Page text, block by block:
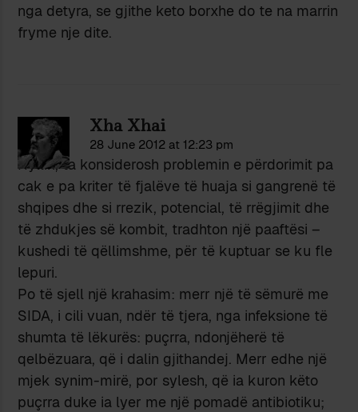
nga detyra, se gjithe keto borxhe do te na marrin
fryme nje dite.
Xha Xhai
28 June 2012 at 12:23 pm
Hyllin, ta konsiderosh problemin e përdorimit pa
cak e pa kriter të fjalëve të huaja si gangrenë të
shqipes dhe si rrezik, potencial, të rrëgjimit dhe
të zhdukjes së kombit, tradhton një paaftësi –
kushedi të qëllimshme, për të kuptuar se ku fle
lepuri.
Po të sjell një krahasim: merr një të sëmurë me
SIDA, i cili vuan, ndër të tjera, nga infeksione të
shumta të lëkurës: puçrra, ndonjëherë të
qelbëzuara, që i dalin gjithandej. Merr edhe një
mjek synim-mirë, por sylesh, që ia kuron këto
puçrra duke ia lyer me një pomadë antibiotiku;